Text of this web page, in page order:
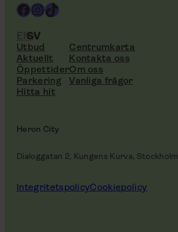
Facebook
Instagram
TikTok
ENSV
Utbud
Aktuellt
Öppettider
Parkering
Hitta hit
Centrumkarta
Kontakta oss
Om oss
Vanliga frågor
Heron City
Dialoggatan 2, Kungens Kurva, Stockholm
IntegritetspolicyCookiepolicy